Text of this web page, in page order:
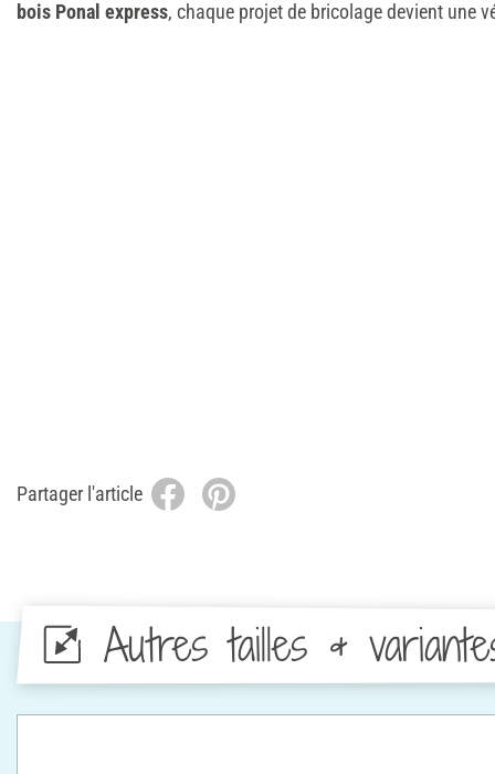
bois Ponal express, chaque projet de bricolage devient une
Partager l'article
Autres tailles &